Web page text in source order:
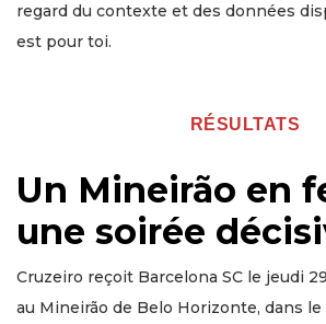
regard du contexte et des données
est pour toi.
RÉSULTATS
Un Mineirão en
une soirée
Cruzeiro reçoit Barcelona SC le jeudi
au Mineirão de Belo Horizonte, dans le